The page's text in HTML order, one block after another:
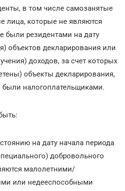
в том числе самозанятые
лица, которые не являются
были резидентами на дату
объектов декларирования или
доходов, за счет которых
объекты декларирования,
налогоплательщиками.
на дату начала периода
добровольного
малолетними/
или недееспособными